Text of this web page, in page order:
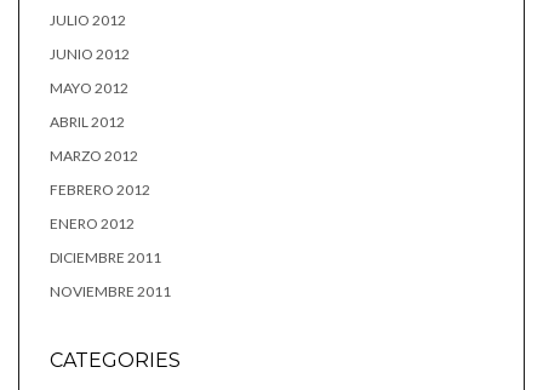
JULIO 2012
JUNIO 2012
MAYO 2012
ABRIL 2012
MARZO 2012
FEBRERO 2012
ENERO 2012
DICIEMBRE 2011
NOVIEMBRE 2011
CATEGORIES